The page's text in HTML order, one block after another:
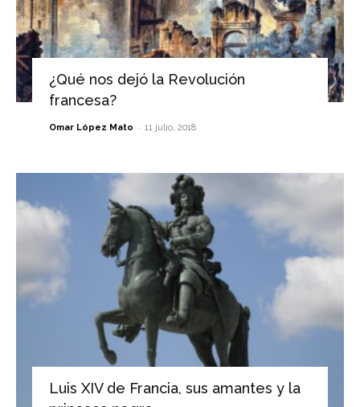
¿Qué nos dejó la Revolución
francesa?
Omar López Mato - 11 julio, 2018
Luis XIV de Francia, sus amantes y la